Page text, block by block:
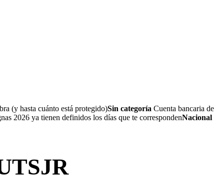
(y hasta cuánto está protegido)Sin categoría Cuenta bancaria de
2026 ya tienen definidos los días que te correspondenNacional